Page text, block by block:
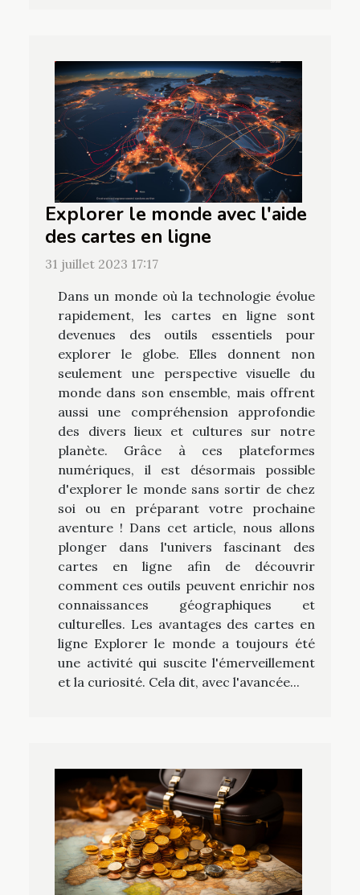
Explorer le monde avec l'aide
des cartes en ligne
31 juillet 2023 17:17
Dans un monde où la technologie évolue
rapidement, les cartes en ligne sont
devenues des outils essentiels pour
explorer le globe. Elles donnent non
seulement une perspective visuelle du
monde dans son ensemble, mais offrent
aussi une compréhension approfondie
des divers lieux et cultures sur notre
planète. Grâce à ces plateformes
numériques, il est désormais possible
d'explorer le monde sans sortir de chez
soi ou en préparant votre prochaine
aventure ! Dans cet article, nous allons
plonger dans l'univers fascinant des
cartes en ligne afin de découvrir
comment ces outils peuvent enrichir nos
connaissances géographiques et
culturelles. Les avantages des cartes en
ligne Explorer le monde a toujours été
une activité qui suscite l'émerveillement
et la curiosité. Cela dit, avec l'avancée...